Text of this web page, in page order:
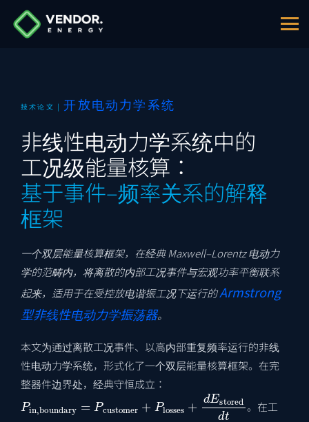
技术论文 |开放电动力学系统
非线性电动力学系统中的
工况级能量核算：
基于事件–频率关系的解释
框架
一个双层能量核算框架，在经典 Maxwell–Lorentz 电动力
学的范畴内，将离散的内部工况事件与宏观功率平衡联系
起来，适用于在受控放电谐振工况下运行的Armstrong
型非线性电动力学振荡器。
本文为通过离散工况事件、以高内部重复频率运行的非线
性电动力学系统，形式化了一个双层能量核算框架。在完
整器件边界处，经典守恒成立：
Pin boundary= customer losses+dEstored
。在工